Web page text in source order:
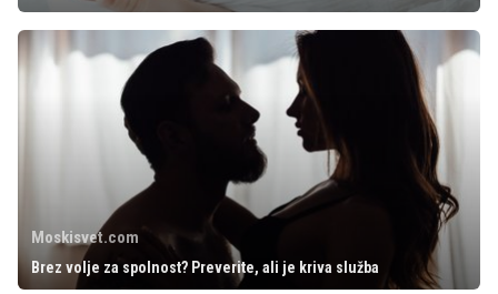
Moskisvet.com
Brez volje za spolnost? Preverite, ali je kriva služba